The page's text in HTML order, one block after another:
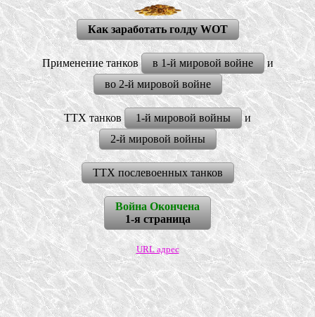
Как заработать голду WOT
Применение танков в 1-й мировой войне
и
во 2-й мировой войне
ТТХ танков 1-й мировой войны
и
2-й мировой войны
ТТХ послевоенных танков
Война Окончена
1-я страница
URL адрес